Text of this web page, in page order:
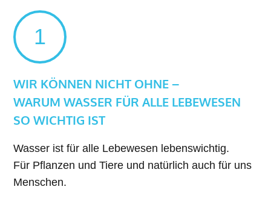
1
WIR KÖNNEN NICHT OHNE –
WARUM WASSER FÜR ALLE LEBEWESEN
SO WICHTIG IST
Wasser ist für alle Lebewesen lebenswichtig.
Für Pflanzen und Tiere und natürlich auch für uns
Menschen.